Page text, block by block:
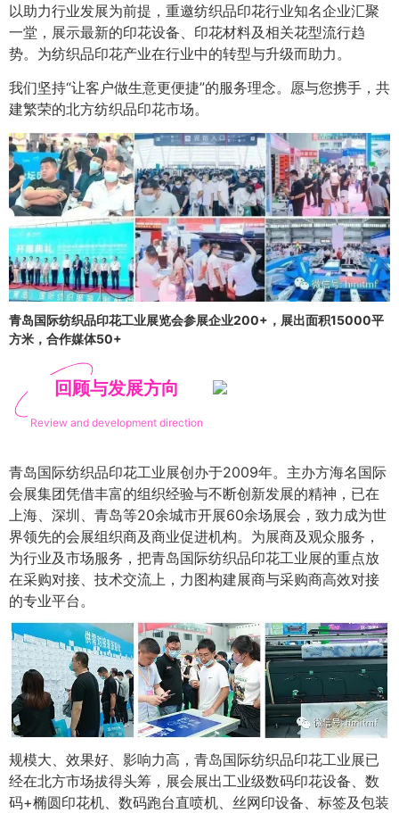
以助力行业发展为前提，重邀纺织品印花行业知名企业汇聚
一堂，展示最新的印花设备、印花材料及相关花型流行趋
势。为纺织品印花产业在行业中的转型与升级而助力。
我们坚持“让客户做生意更便捷”的服务理念。愿与您携手，共
建繁荣的北方纺织品印花市场。
青岛国际纺织品印花工业展览会参展企业200+，展出面积15000平
方米，合作媒体50+
回顾与发展方向
Review and development direction
青岛国际纺织品印花工业展创办于2009年。主办方海名国际
会展集团凭借丰富的组织经验与不断创新发展的精神，已在
上海、深圳、青岛等20余城市开展60余场展会，致力成为世
界领先的会展组织商及商业促进机构。为展商及观众服务，
为行业及市场服务，把青岛国际纺织品印花工业展的重点放
在采购对接、技术交流上，力图构建展商与采购商高效对接
的专业平台。
规模大、效果好、影响力高，青岛国际纺织品印花工业展已
经在北方市场拔得头筹，展会展出工业级数码印花设备、数
码+椭圆印花机、数码跑台直喷机、丝网印设备、标签及包装